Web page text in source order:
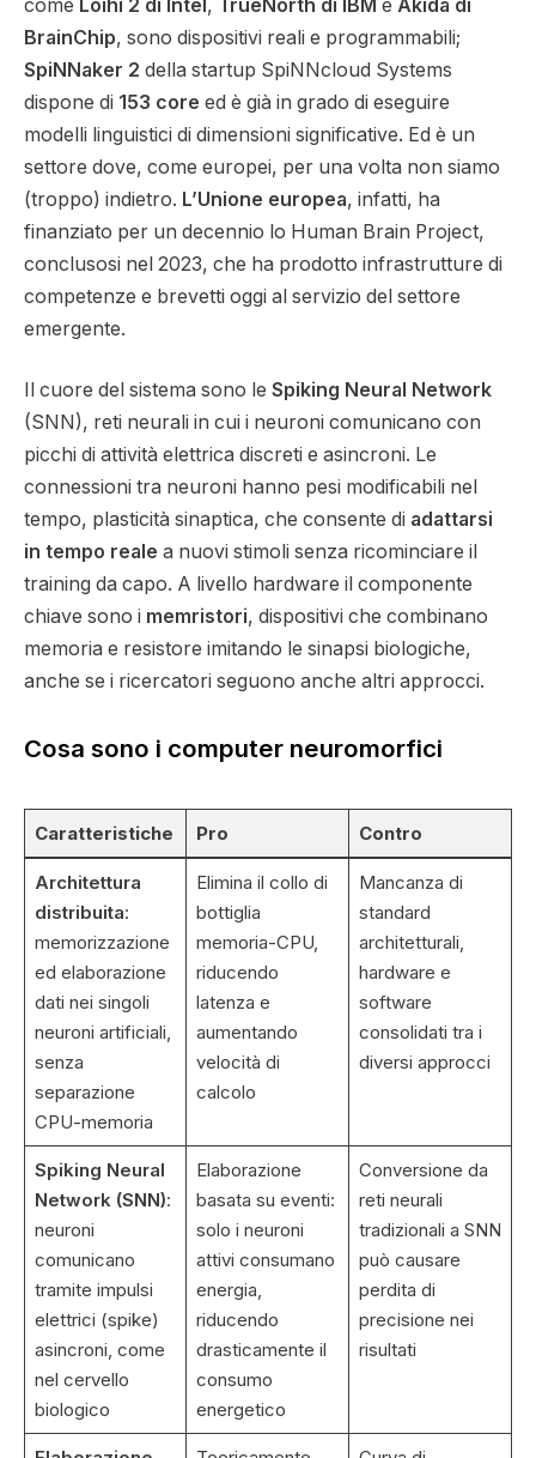
come Loihi 2 di Intel, TrueNorth di IBM e Akida di
BrainChip, sono dispositivi reali e programmabili;
SpiNNaker 2 della startup SpiNNcloud Systems
dispone di 153 core ed è già in grado di eseguire
modelli linguistici di dimensioni significative. Ed è un
settore dove, come europei, per una volta non siamo
(troppo) indietro. L’Unione europea, infatti, ha
finanziato per un decennio lo Human Brain Project,
conclusosi nel 2023, che ha prodotto infrastrutture di
competenze e brevetti oggi al servizio del settore
emergente.
Il cuore del sistema sono le Spiking Neural Network
(SNN), reti neurali in cui i neuroni comunicano con
picchi di attività elettrica discreti e asincroni. Le
connessioni tra neuroni hanno pesi modificabili nel
tempo, plasticità sinaptica, che consente di adattarsi
in tempo reale a nuovi stimoli senza ricominciare il
training da capo. A livello hardware il componente
chiave sono i memristori, dispositivi che combinano
memoria e resistore imitando le sinapsi biologiche,
anche se i ricercatori seguono anche altri approcci.
Cosa sono i computer neuromorfici
Caratteristiche Pro Contro
Architettura
distribuita:
memorizzazione
ed elaborazione
dati nei singoli
neuroni artificiali,
senza
separazione
CPU-memoria
Elimina il collo di
bottiglia
memoria-CPU,
riducendo
latenza e
aumentando
velocità di
calcolo
Mancanza di
standard
architetturali,
hardware e
software
consolidati tra i
diversi approcci
Spiking Neural
Network (SNN):
neuroni
comunicano
tramite impulsi
elettrici (spike)
asincroni, come
nel cervello
biologico
Elaborazione
basata su eventi:
solo i neuroni
attivi consumano
energia,
riducendo
drasticamente il
consumo
energetico
Conversione da
reti neurali
tradizionali a SNN
può causare
perdita di
precisione nei
risultati